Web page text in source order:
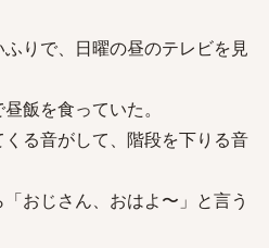
りで、日曜の昼のテレビを見
飯を食っていた。
る音がして、階段を下りる音
おじさん、おはよ〜」と言う